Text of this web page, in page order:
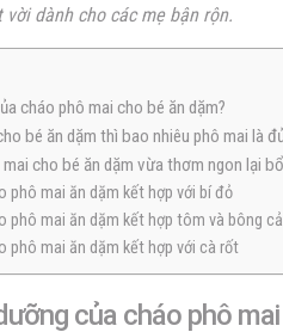
dành cho các mẹ bận rộn.
cháo phô mai cho bé ăn dặm?
bé ăn dặm thì bao nhiêu phô mai là
cho bé ăn dặm vừa thơm ngon lại
phô mai ăn dặm kết hợp với bí đỏ
phô mai ăn dặm kết hợp tôm và bông
phô mai ăn dặm kết hợp với cà rốt
của cháo phô